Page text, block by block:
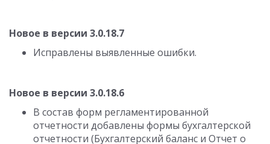
Новое в версии 3.0.18.7
Исправлены выявленные ошибки.
Новое в версии 3.0.18.6
В состав форм регламентированной
отчетности добавлены формы бухгалтерской
отчетности (Бухгалтерский баланс и Отчет о